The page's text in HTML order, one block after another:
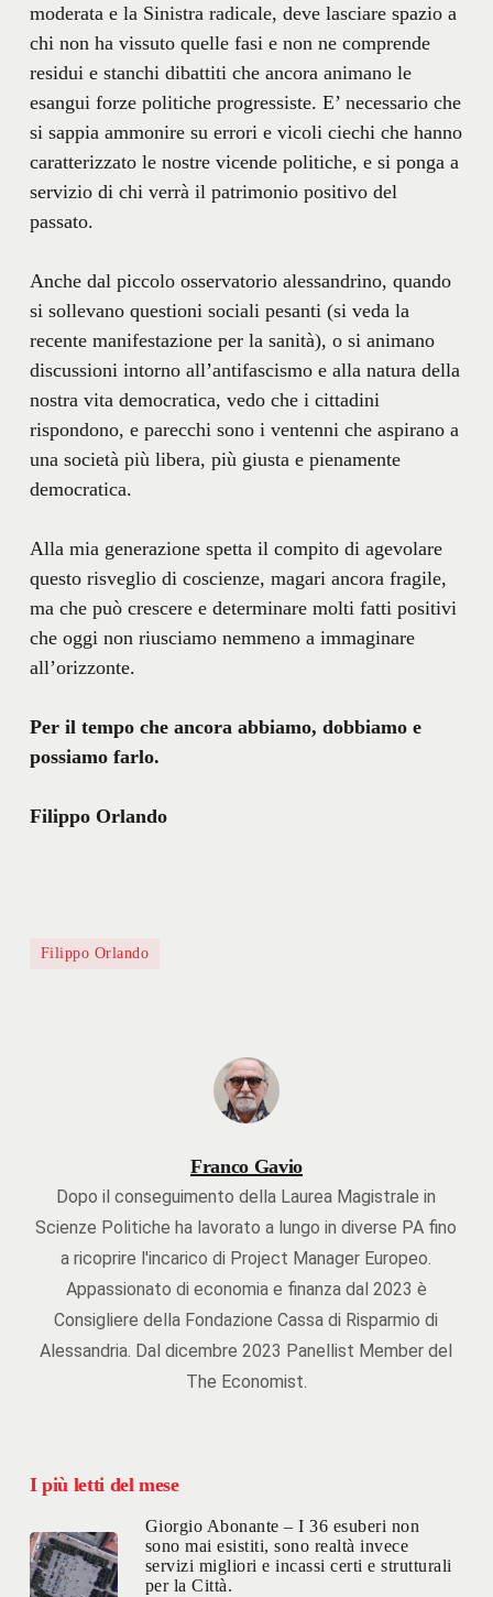
moderata e la Sinistra radicale, deve lasciare spazio a
chi non ha vissuto quelle fasi e non ne comprende
residui e stanchi dibattiti che ancora animano le
esangui forze politiche progressiste. E’ necessario che
si sappia ammonire su errori e vicoli ciechi che hanno
caratterizzato le nostre vicende politiche, e si ponga a
servizio di chi verrà il patrimonio positivo del
passato.
Anche dal piccolo osservatorio alessandrino, quando
si sollevano questioni sociali pesanti (si veda la
recente manifestazione per la sanità), o si animano
discussioni intorno all’antifascismo e alla natura della
nostra vita democratica, vedo che i cittadini
rispondono, e parecchi sono i ventenni che aspirano a
una società più libera, più giusta e pienamente
democratica.
Alla mia generazione spetta il compito di agevolare
questo risveglio di coscienze, magari ancora fragile,
ma che può crescere e determinare molti fatti positivi
che oggi non riusciamo nemmeno a immaginare
all’orizzonte.
Per il tempo che ancora abbiamo, dobbiamo e
possiamo farlo.
Filippo Orlando
Filippo Orlando
Franco Gavio
Dopo il conseguimento della Laurea Magistrale in
Scienze Politiche ha lavorato a lungo in diverse PA fino
a ricoprire l'incarico di Project Manager Europeo.
Appassionato di economia e finanza dal 2023 è
Consigliere della Fondazione Cassa di Risparmio di
Alessandria. Dal dicembre 2023 Panellist Member del
The Economist.
I più letti del mese
Giorgio Abonante – I 36 esuberi non
sono mai esistiti, sono realtà invece
servizi migliori e incassi certi e strutturali
per la Città.